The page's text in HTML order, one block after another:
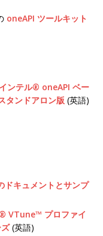
oneAPI ツールキット
インテル® oneAPI ベー
タンドアロン版 (英語)
キュメントとサンプ
VTune™ プロファイ
(英語)